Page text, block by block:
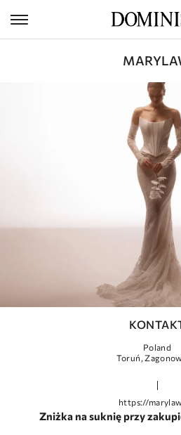
Poland
Toruń,
https://
Zniżka na suknię przy